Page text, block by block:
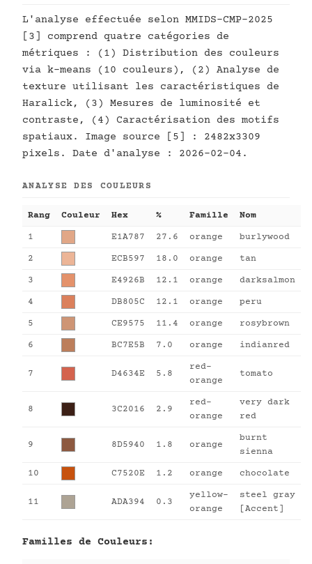
L'analyse effectuée selon MMIDS-CMP-2025
[3] comprend quatre catégories de
métriques : (1) Distribution des couleurs
via k-means (10 couleurs), (2) Analyse de
texture utilisant les caractéristiques de
Haralick, (3) Mesures de luminosité et
contraste, (4) Caractérisation des motifs
spatiaux. Image source [5] : 2482x3309
pixels. Date d'analyse : 2026-02-04.
ANALYSE DES COULEURS
Rang Couleur Hex % Famille Nom
1 E1A787 27.6 orange burlywood
2 ECB597 18.0 orange tan
3 E4926B 12.1 orange darksalmon
4 DB805C 12.1 orange peru
5 CE9575 11.4 orange rosybrown
6 BC7E5B 7.0 orange indianred
7 D4634E 5.8
red-
orange
tomato
8 3C2016 2.9
red-
orange
very dark
red
9 8D5940 1.8 orange
burnt
sienna
10 C7520E 1.2 orange chocolate
11 ADA394 0.3
yellow-
orange
steel gray
[Accent]
Familles de Couleurs: